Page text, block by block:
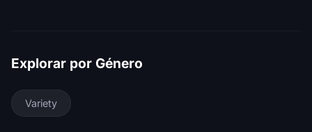
Explorar por Género
Variety